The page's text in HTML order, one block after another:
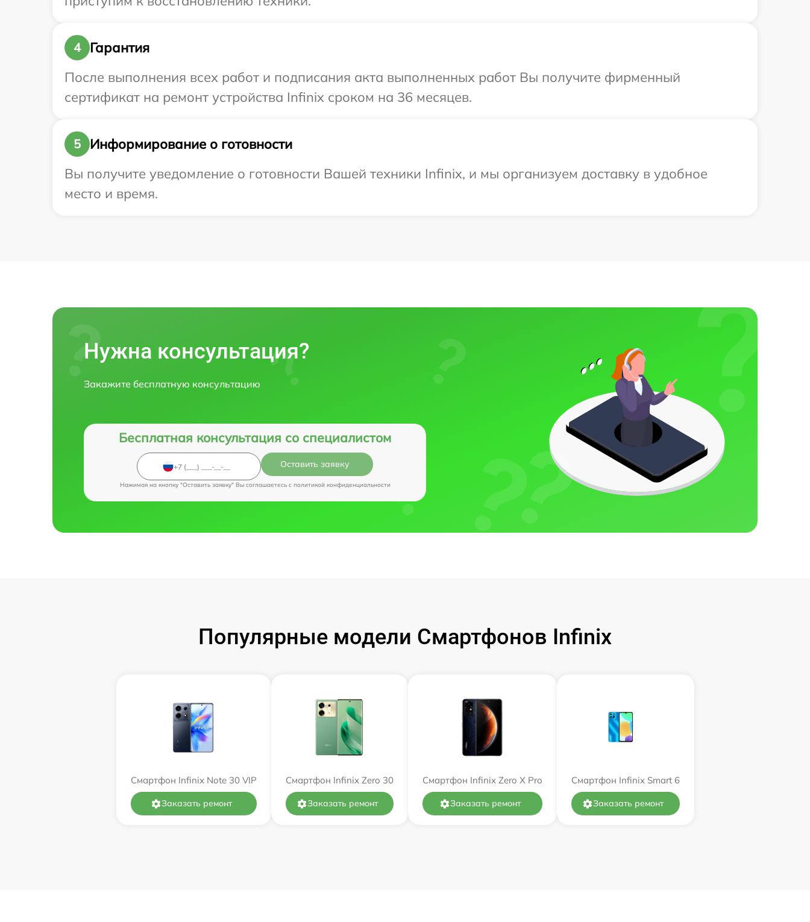
4
Гарантия
После выполнения всех работ и подписания акта выполненных работ Вы получите фирменный
сертификат на ремонт устройства Infinix сроком на 36 месяцев.
5
Информирование о готовности
Вы получите уведомление о готовности Вашей техники Infinix, и мы организуем доставку в удобное
место и время.
Нужна консультация?
Закажите бесплатную консультацию
Бесплатная консультация со специалистом
Оставить заявку
Нажимая на кнопку "Оставить заявку" Вы соглашаетесь c политикой конфиденциальности
Популярные модели Смартфонов Infinix
Смартфон Infinix Note 30 VIP
Заказать ремонт
Смартфон Infinix Zero 30
Заказать ремонт
Смартфон Infinix Zero X Pro
Заказать ремонт
Смартфон Infinix Smart 6
Заказать ремонт